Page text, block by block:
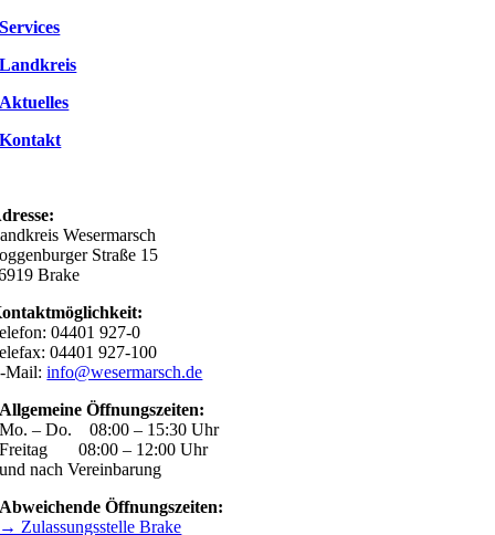
Services
Landkreis
Aktuelles
Kontakt
Wesermarsch
Straße 15
Brake
04401 927-0
04401 927-100
Mail:info@wesermarsch.de
Allgemeine Öffnungszeiten:
Mo. – Do. 08:00 – 15:30 Uhr
Freitag 08:00 – 12:00 Uhr
und nach Vereinbarung
Abweichende Öffnungszeiten:
→ Zulassungsstelle Brake